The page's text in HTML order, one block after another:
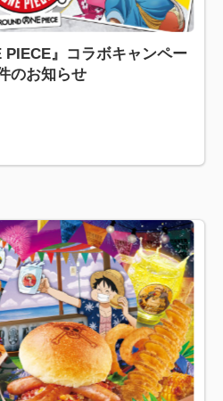
PIECE』コラボキャンペー
のお知らせ